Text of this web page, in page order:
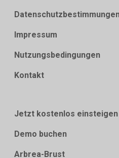
Impressum
Nutzungsbedingungen
Kontakt
Jetzt kostenlos einsteigen
Demo buchen
Arbrea-Brust